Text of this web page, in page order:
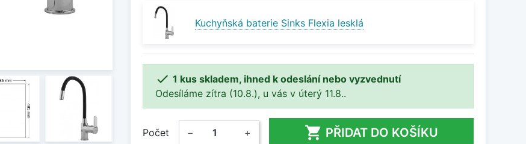
Kuchyňská baterie Sinks Flexia lesklá
 1 kus skladem, ihned k odeslání nebo vyzvednutí
Odesíláme zítra (10.8.), u vás v úterý 11.8..
Počet − +  PŘIDAT DO KOŠÍKU